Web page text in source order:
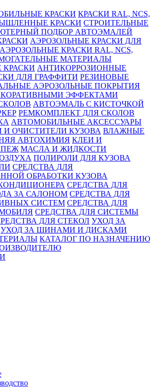
КРАСКИ КРАСКИ RAL, NCS,
КРАСКИ СТРОИТЕЛЬНЫЕ
ПОДБОР АВТОЭМАЛЕЙ
АЭРОЗОЛЬНЫЕ КРАСКИ ДЛЯ
АЭРОЗОЛЬНЫЕ КРАСКИ RAL, NCS,
МАТЕРИАЛЫ
КРАСКИ АНТИКОРРОЗИОННЫЕ
ДЛЯ ГРАФФИТИ РЕЗИНОВЫЕ
АЭРОЗОЛЬНЫЕ ПОКРЫТИЯ
ЭФФЕКТАМИ
АВТОЭМАЛЬ С КИСТОЧКОЙ
РЕМКОМПЛЕКТ ДЛЯ СКОЛОВ
АВТОМОБИЛЬНЫЕ АКСЕССУАРЫ
ОЧИСТИТЕЛИ КУЗОВА ВЛАЖНЫЕ
АВТОХИМИЯ КЛЕИ И
МАСЛА И ЖИДКОСТИ
ПОЛИРОЛИ ДЛЯ КУЗОВА
СРЕДСТВА ДЛЯ
ОБРАБОТКИ КУЗОВА
СРЕДСТВА ДЛЯ
ЗА САЛОНОМ СРЕДСТВА ДЛЯ
СИСТЕМ СРЕДСТВА ДЛЯ
СРЕДСТВА ДЛЯ СИСТЕМЫ
ДЛЯ СТЕКОЛ УХОД ЗА
УХОД ЗА ШИНАМИ И ДИСКАМИ
КАТАЛОГ ПО НАЗНАЧЕНИЮ